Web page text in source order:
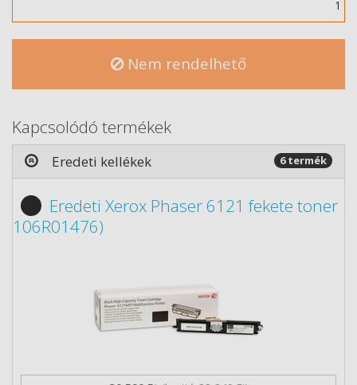
Nem rendelhető
Kapcsolódó termékek
Eredeti kellékek 6 termék
Eredeti Xerox Phaser 6121 fekete toner
106R01476)